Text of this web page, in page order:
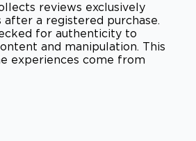
reviews exclusively
a registered purchase.
for authenticity to
and manipulation. This
experiences come from